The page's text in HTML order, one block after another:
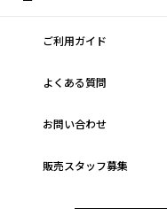
ご利用ガイド
よくある質問
お問い合わせ
販売スタッフ募集